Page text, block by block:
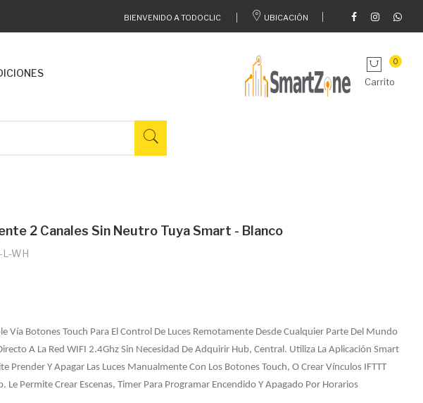
BIENVENIDO A TODOCLIC UBICACIÓN
Carrito
0
2 Canales Sin Neutro Tuya Smart - Blanco
L-WH
Vía Botones Touch Para El Control De Luces Remotamente Desde Cualquier Parte Del Mundo
A La Red WIFI 2.4Ghz Sin Necesidad De Adquirir Hub, Central. Utiliza La Aplicación Smart
Prender Y Apagar Las Luces Manualmente Con Los Botones Touch, O Crear Vínculos IFTTT
Le Permite Crear Escenas, Timer Para Programar Encendido Y Apagado Por Horarios